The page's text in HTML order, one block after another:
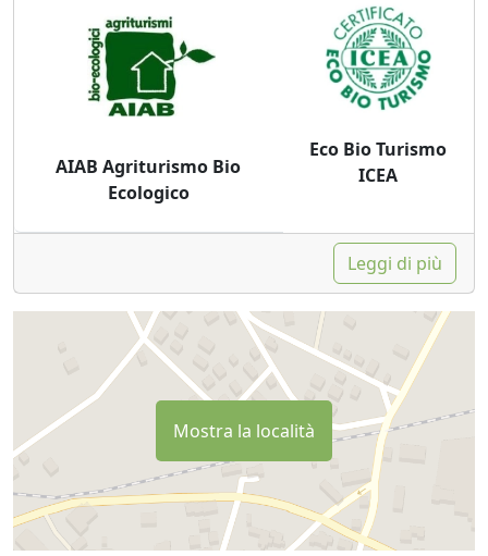
AIAB Agriturismo Bio
Ecologico
Eco Bio Turismo
ICEA
Leggi di più
Mostra la località